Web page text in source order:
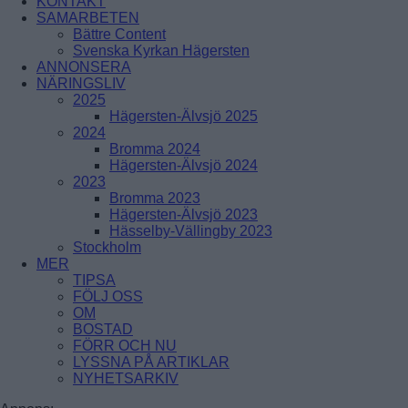
ÅRSTADAL
ÄLVSJÖ
SOLBERGA
BREDÄNG
SKÄRHOLMEN
SÄTRA
VÅRBERG
Enskede-Årsta-Vantör
BANDHAGEN
ENSKEDEFÄLTET
ENSKEDE GÅRD
GAMLA ENSKEDE
HAGSÄTRA
HÖGDALEN
JOHANNESHOV
RÅGSVED
STUREBY
ÅRSTA
ÖRBY
ÖSTBERGA
Farsta
SAMARBETEN
Bättre Content
Svenska Kyrkan Hägersten
ANNONSERA
NÄRINGSLIV
2025
Hägersten-Älvsjö 2025
2024
Bromma 2024
Hägersten-Älvsjö 2024
2023
Bromma 2023
Hägersten-Älvsjö 2023
Hässelby-Vällingby 2023
Stockholm
MER
TIPSA
FÖLJ OSS
OM
BOSTAD
FÖRR OCH NU
LYSSNA PÅ ARTIKLAR
NYHETSARKIV